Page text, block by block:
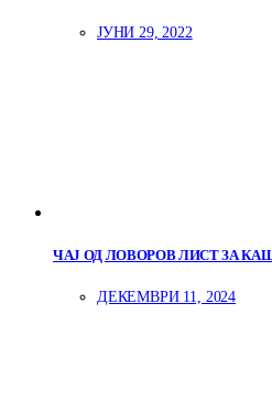
ЈУНИ 29, 2022
ЧАЈ ОД ЛОВОРОВ ЛИСТ ЗА
ДЕКЕМВРИ 11, 2024